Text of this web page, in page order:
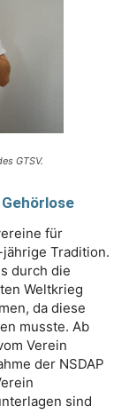
GTSV.
für
Tradition.
durch die
Weltkrieg
da diese
musste. Ab
Verein
der NSDAP
sind